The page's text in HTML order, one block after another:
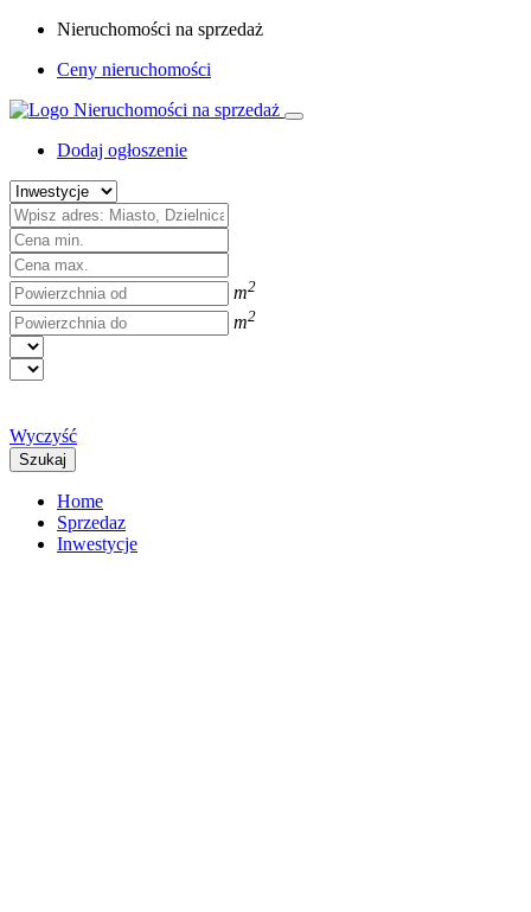
Nieruchomości na sprzedaż
Ceny nieruchomości
Dodaj ogłoszenie
m2
m2
Wyczyść
Szukaj
Home
Sprzedaz
Inwestycje